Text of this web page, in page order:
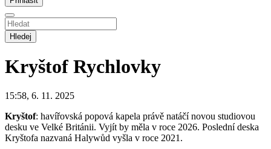
Hledej
Kryštof Rychlovky
15:58, 6. 11. 2025
Kryštof: havířovská popová kapela právě natáčí novou studiovou
desku ve Velké Británii. Vyjít by měla v roce 2026. Poslední deska
Kryštofa nazvaná Halywůd vyšla v roce 2021.